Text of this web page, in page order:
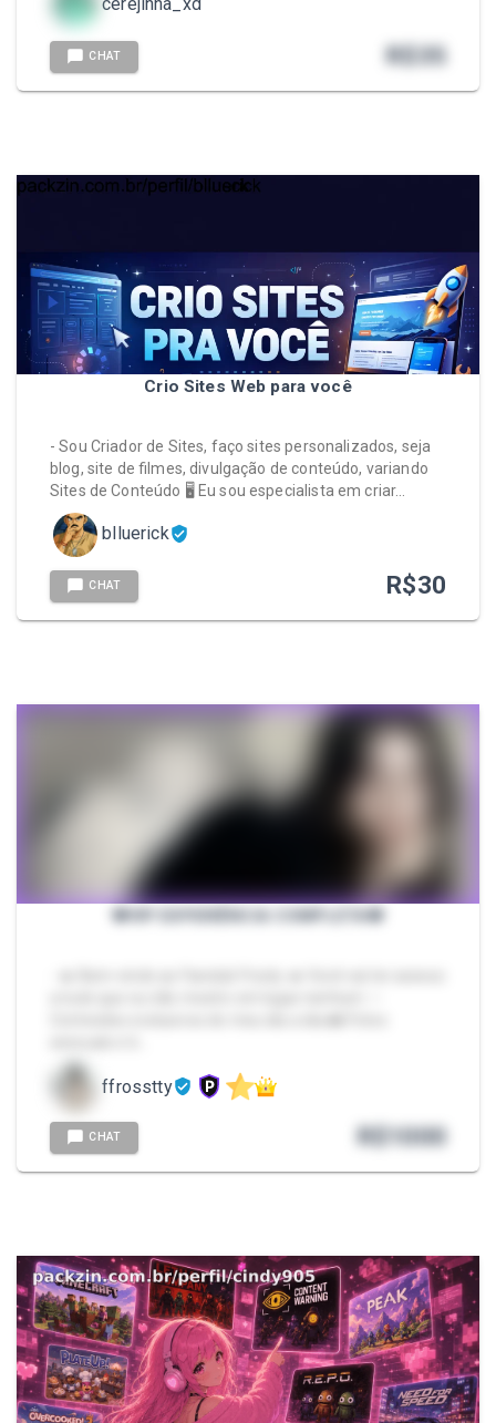
CHAT R$35
Crio Sites Web para você
- Sou Criador de Sites, faço sites personalizados, seja
blog, site de filmes, divulgação de conteúdo, variando
Sites de Conteúdo 🖥️ Eu sou especialista em criar…
blluerick
CHAT R$30
💎VIP EXPERIÊNCIA COMPLETA💎
ffrosstty
CHAT R$1000